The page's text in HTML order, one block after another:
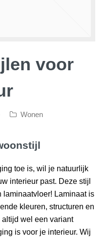
voor
Wonen
toe is, wil je natuurlijk
interieur past. Deze stijl
laminaatvloer! Laminaat is
kleuren, structuren en
wel een variant
is voor je interieur. Wij